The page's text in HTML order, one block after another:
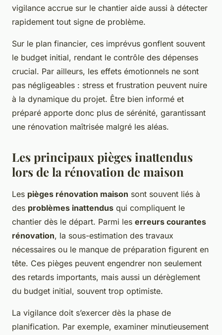
vigilance accrue sur le chantier aide aussi à détecter
rapidement tout signe de problème.
Sur le plan financier, ces imprévus gonflent souvent
le budget initial, rendant le contrôle des dépenses
crucial. Par ailleurs, les effets émotionnels ne sont
pas négligeables : stress et frustration peuvent nuire
à la dynamique du projet. Être bien informé et
préparé apporte donc plus de sérénité, garantissant
une rénovation maîtrisée malgré les aléas.
Les principaux pièges inattendus
lors de la rénovation de maison
Les pièges rénovation maison sont souvent liés à
des problèmes inattendus qui compliquent le
chantier dès le départ. Parmi les erreurs courantes
rénovation, la sous-estimation des travaux
nécessaires ou le manque de préparation figurent en
tête. Ces pièges peuvent engendrer non seulement
des retards importants, mais aussi un dérèglement
du budget initial, souvent trop optimiste.
La vigilance doit s’exercer dès la phase de
planification. Par exemple, examiner minutieusement